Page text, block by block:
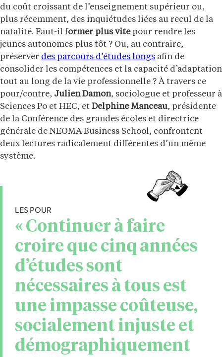
du coût croissant de l’enseignement supérieur ou,
plus récemment, des inquiétudes liées au recul de la
natalité. Faut-il former plus vitepour rendre les
jeunes autonomes plus tôt ? Ou, au contraire,
préserver des parcours d’études longs afin de
consolider les compétences et la capacité d’adaptation
tout au long de la vie professionnelle ? À travers ce
pour/contre, Julien Damon, sociologue et professeur à
Sciences Po et HEC, et Delphine Manceau, présidente
de la Conférence des grandes écoles et directrice
générale de NEOMA Business School, confrontent
deux lectures radicalement différentes d’un même
système.
LES POUR
« Continuer à faire
croire que cinq années
d’études sont
nécessaires à tous est
une impasse coûteuse,
socialement injuste et
démographiquement